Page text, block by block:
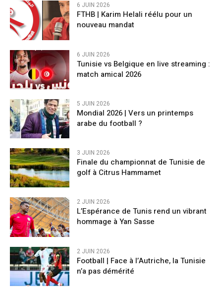
6 JUIN 2026
FTHB | Karim Helali réélu pour un
nouveau mandat
6 JUIN 2026
Tunisie vs Belgique en live streaming :
match amical 2026
5 JUIN 2026
Mondial 2026 | Vers un printemps
arabe du football ?
3 JUIN 2026
Finale du championnat de Tunisie de
golf à Citrus Hammamet
2 JUIN 2026
L’Espérance de Tunis rend un vibrant
hommage à Yan Sasse
2 JUIN 2026
Football | Face à l’Autriche, la Tunisie
n’a pas démérité